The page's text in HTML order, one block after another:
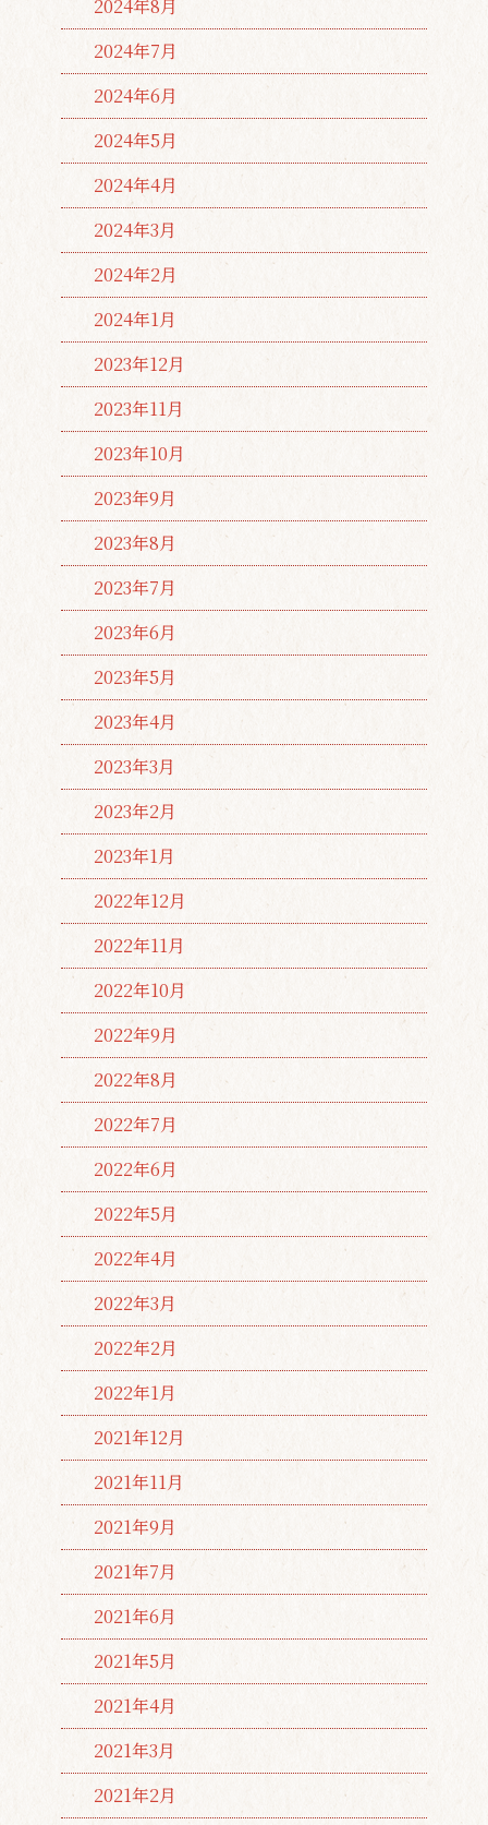
2024年8月
2024年7月
2024年6月
2024年5月
2024年4月
2024年3月
2024年2月
2024年1月
2023年12月
2023年11月
2023年10月
2023年9月
2023年8月
2023年7月
2023年6月
2023年5月
2023年4月
2023年3月
2023年2月
2023年1月
2022年12月
2022年11月
2022年10月
2022年9月
2022年8月
2022年7月
2022年6月
2022年5月
2022年4月
2022年3月
2022年2月
2022年1月
2021年12月
2021年11月
2021年9月
2021年7月
2021年6月
2021年5月
2021年4月
2021年3月
2021年2月